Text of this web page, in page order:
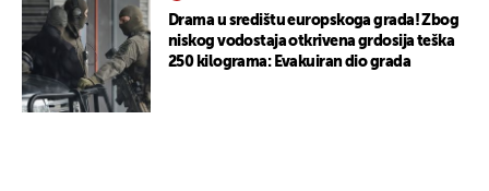
Drama u središtu europskoga grada! Zbog
niskog vodostaja otkrivena grdosija teška
250 kilograma: Evakuiran dio grada